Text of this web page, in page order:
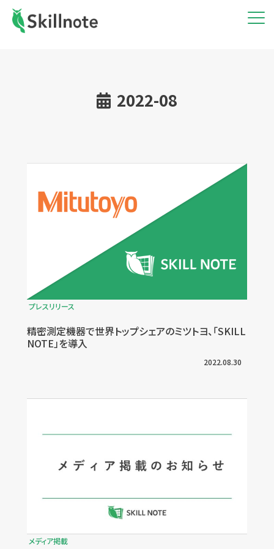
2022-08
プレスリリース
精密測定機器で世界トップシェアのミツトヨ、「SKILL
NOTE」を導入
2022.08.30
メディア掲載